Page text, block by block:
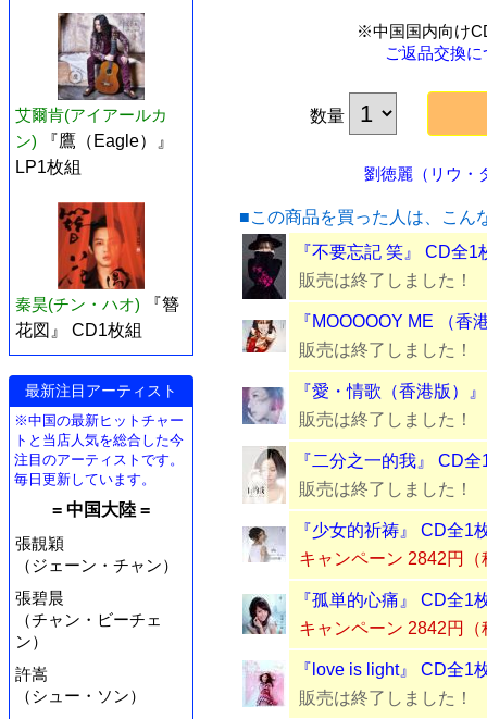
艾爾肯(アイアールカ
ン)
『鷹（Eagle）』
LP1枚組
秦昊(チン・ハオ)
『簪
花図』 CD1枚組
最新注目アーティスト
※中国の最新ヒットチャー
トと当店人気を総合した今
注目のアーティストです。
毎日更新しています。
= 中国大陸 =
張靚穎
（ジェーン・チャン）
張碧晨
（チャン・ビーチェ
ン）
許嵩
（シュー・ソン）
※中国国内向け
ご返品交換
数量
劉徳麗（リウ・
■この商品を買った人は、こん
『不要忘記 笑』 CD全1
販売は終了しました！
『MOOOOOY ME （
販売は終了しました！
『愛・情歌（香港版）
販売は終了しました！
『二分之一的我』 CD
販売は終了しました！
『少女的祈祷』 CD全1
キャンペーン 2842円（
『孤単的心痛』 CD全1
キャンペーン 2842円（
『love is light』 CD全1
販売は終了しました！